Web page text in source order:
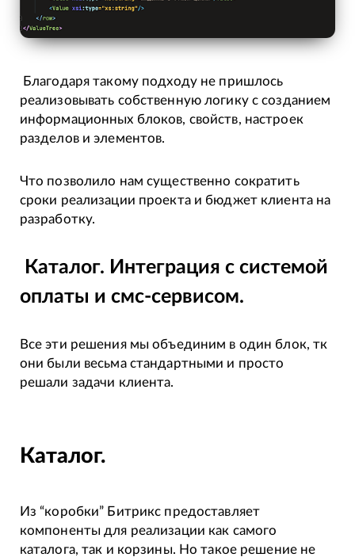
Благодаря такому подходу не пришлось
реализовывать собственную логику с созданием
информационных блоков, свойств, настроек
разделов и элементов.
Что позволило нам существенно сократить
сроки реализации проекта и бюджет клиента на
разработку.
Каталог. Интеграция с системой
оплаты и смс-сервисом.
Все эти решения мы объединим в один блок, тк
они были весьма стандартными и просто
решали задачи клиента.
Каталог.
Из “коробки” Битрикс предоставляет
компоненты для реализации как самого
каталога, так и корзины. Но такое решение не